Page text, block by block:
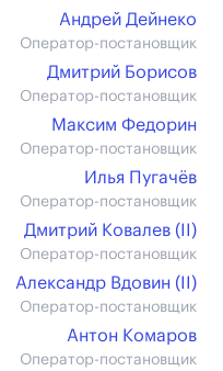
Андрей Дейнеко
Оператор-постановщик
Дмитрий Борисов
Оператор-постановщик
Максим Федорин
Оператор-постановщик
Илья Пугачёв
Оператор-постановщик
Дмитрий Ковалев (II)
Оператор-постановщик
Александр Вдовин (II)
Оператор-постановщик
Антон Комаров
Оператор-постановщик